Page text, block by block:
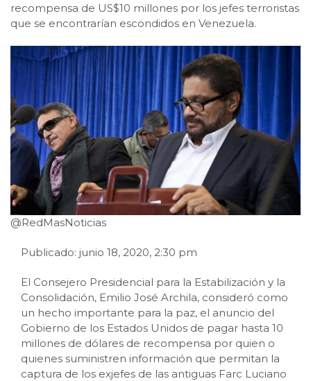
recompensa de US$10 millones por los jefes terroristas
que se encontrarían escondidos en Venezuela.
@RedMasNoticias
Publicado: junio 18, 2020, 2:30 pm
El Consejero Presidencial para la Estabilización y la
Consolidación, Emilio José Archila, consideró como
un hecho importante para la paz, el anuncio del
Gobierno de los Estados Unidos de pagar hasta 10
millones de dólares de recompensa por quien o
quienes suministren información que permitan la
captura de los exjefes de las antiguas Farc Luciano